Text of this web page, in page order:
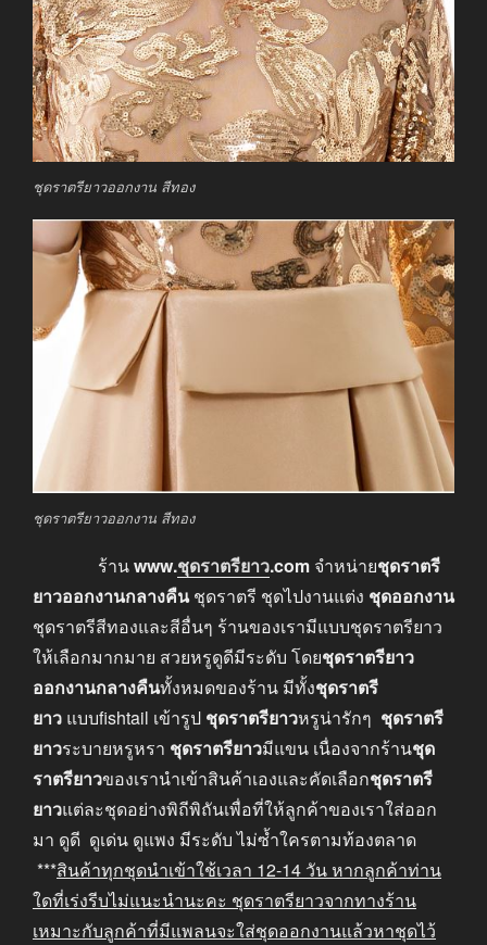
ชุดราตรียาวออกงาน สีทอง
ชุดราตรียาวออกงาน สีทอง
ร้านwww.ชุดราตรียาว.com จำหน่ายชุดราตรี
ยาวออกงานกลางคืนชุดราตรี ชุดไปงานแต่ง ชุดออกงาน
ชุดราตรีสีทองและสีอื่นๆ ร้านของเรามีแบบชุดราตรียาว
ให้เลือกมากมาย สวยหรูดูดีมีระดับ โดยชุดราตรียาว
ออกงานกลางคืนทั้งหมดของร้าน มีทั้งชุดราตรี
ยาว แบบfishtail เข้ารูป ชุดราตรียาวหรูน่ารักๆ ชุดราตรี
ยาวระบายหรูหรา ชุดราตรียาวมีแขน เนื่องจากร้านชุด
ราตรียาวของเรานำเข้าสินค้าเองและคัดเลือกชุดราตรี
ยาวแต่ละชุดอย่างพิถีพิถันเพื่อที่ให้ลูกค้าของเราใส่ออก
มา ดูดี ดูเด่น ดูแพง มีระดับ ไม่ซ้ำใครตามท้องตลาด
***สินค้าทุกชุดนำเข้าใช้เวลา 12-14 วัน หากลูกค้าท่าน
ใดที่เร่งรีบไม่แนะนำนะคะ ชุดราตรียาวจากทางร้าน
เหมาะกับลูกค้าที่มีแพลนจะใส่ชุดออกงานแล้วหาชุดไว้